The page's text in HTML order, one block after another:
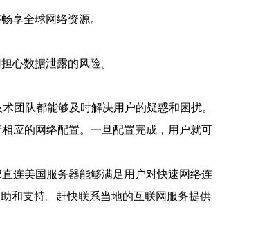
享全球网络资源。
心数据泄露的风险。
团队都能够及时解决用户的疑惑和困扰。
应的网络配置。一旦配置完成，用户就可
连美国服务器能够满足用户对快速网络连
和支持。赶快联系当地的互联网服务提供